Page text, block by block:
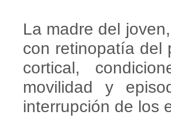
La madre del
con retinopatía del
cortical,
movilidad y
interrupción de los